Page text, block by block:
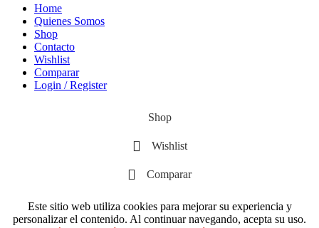
Home
Quienes Somos
Shop
Contacto
Wishlist
Comparar
Login / Register
Shop
Wishlist
Comparar
Este sitio web utiliza cookies para mejorar su experiencia y
personalizar el contenido. Al continuar navegando, acepta su uso.